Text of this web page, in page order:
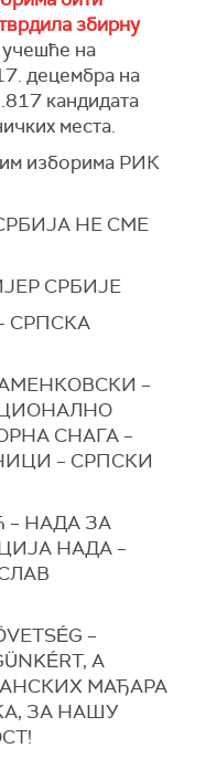
збирну
учешће на
децембра на
кандидата
места.
изборима РИК
НЕ СМЕ
СРБИЈЕ
СРПСКА
–
СНАГА –
– СРПСКИ
НАДА ЗА
НАДА –
–
A
МАЂАРА
ЗА НАШУ